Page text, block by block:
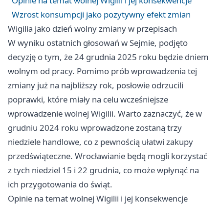
Wzrost konsumpcji jako pozytywny efekt zmian
Wigilia jako dzień wolny zmiany w przepisach
W wyniku ostatnich głosowań w Sejmie, podjęto
decyzję o tym, że 24 grudnia 2025 roku będzie dniem
wolnym od pracy. Pomimo prób wprowadzenia tej
zmiany już na najbliższy rok, posłowie odrzucili
poprawki, które miały na celu wcześniejsze
wprowadzenie wolnej Wigilii. Warto zaznaczyć, że w
grudniu 2024 roku wprowadzone zostaną trzy
niedziele handlowe, co z pewnością ułatwi zakupy
przedświąteczne. Wrocławianie będą mogli korzystać
z tych niedziel 15 i 22 grudnia, co może wpłynąć na
ich przygotowania do świąt.
Opinie na temat wolnej Wigilii i jej konsekwencje